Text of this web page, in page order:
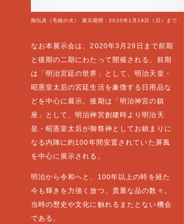
御玩具（毛植の犬） 展示期間：2020年1月19日（日）まで
なお本展示会は、2020年3月29日まで前期
と後期の二期にわたって開催される。前期
は「明治宮廷の世界」として、明治天皇・
昭憲皇太后の宮廷生活を象徴する日用品な
どを中心に展示。後期は「明治神宮の鎮
座」として、明治神宮創建時より明治天
皇・昭憲皇太后が御祭神としてお鎮まりに
なる内陣に約100年間安置されていた屏風
を中心に展示される。
明治から令和へと、100年以上の時を経た
今も輝きを力強く放つ、貴重な品の数々。
当時の歴史や文化に触れるまたとない機会
である。